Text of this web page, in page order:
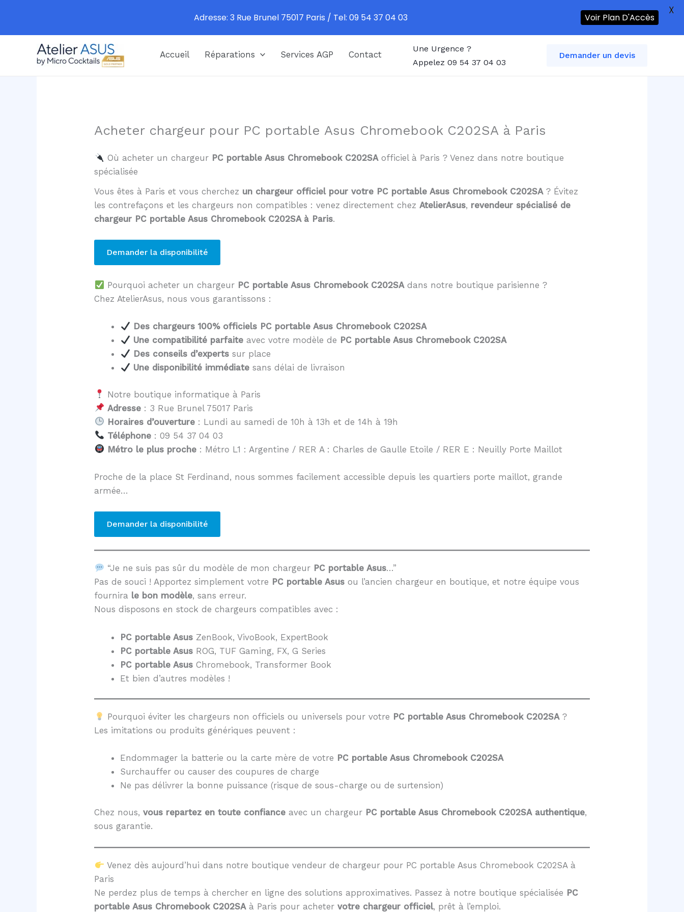
Accueil Réparations Services AGP Contact
Une Urgence ?
Appelez 09 54 37 04 03
Demander un devis
Acheter chargeur pour PC portable Asus Chromebook C202SA à Paris
Où acheter un chargeur PC portable Asus Chromebook C202SAofficiel à Paris ? Venez dans notre boutique
spécialisée
Vous êtes à Paris et vous cherchez un chargeur officiel pour votre PC portable Asus Chromebook C202SA? Évitez
les contrefaçons et les chargeurs non compatibles : venez directement chezAtelierAsus, revendeur spécialisé de
chargeur PC portable Asus Chromebook C202SA à Paris.
Demander la disponibilité
Pourquoi acheter un chargeur PC portable Asus Chromebook C202SAdans notre boutique parisienne ?
Chez AtelierAsus, nous vous garantissons :
Des chargeurs 100% officiels PC portable Asus Chromebook C202SA
Une compatibilité parfaiteavec votre modèle de PC portable Asus Chromebook C202SA
Des conseils d’expertssur place
Une disponibilité immédiatesans délai de livraison
Notre boutique informatique à Paris
Adresse: 3 Rue Brunel 75017 Paris
Horaires d’ouverture: Lundi au samedi de 10h à 13h et de 14h à 19h
Téléphone: 09 54 37 04 03
Métro le plus proche: Métro L1 : Argentine / RER A : Charles de Gaulle Etoile / RER E : Neuilly Porte Maillot
Proche de la place St Ferdinand, nous sommes facilement accessible depuis les quartiers porte maillot, grande
armée…
Demander la disponibilité
“Je ne suis pas sûr du modèle de mon chargeur PC portable Asus…”
Pas de souci ! Apportez simplement votre PC portable Asusou l’ancien chargeur en boutique, et notre équipe vous
fournira le bon modèle, sans erreur.
Nous disposons en stock de chargeurs compatibles avec :
PC portable Asus ZenBook, VivoBook, ExpertBook
PC portable Asus ROG, TUF Gaming, FX, G Series
PC portable AsusChromebook, Transformer Book
Et bien d’autres modèles !
Pourquoi éviter les chargeurs non officiels ou universels pour votre PC portable Asus Chromebook C202SA?
Les imitations ou produits génériques peuvent :
Endommager la batterie ou la carte mère de votre PC portable Asus Chromebook C202SA
Surchauffer ou causer des coupures de charge
Ne pas délivrer la bonne puissance (risque de sous-charge ou de surtension)
Chez nous,vous repartez en toute confiance avec un chargeur PC portable Asus Chromebook C202SA authentique,
sous garantie.
Venez dès aujourd’hui dans notre boutique vendeur de chargeur pour PC portable Asus Chromebook C202SA à
Paris
Ne perdez plus de temps à chercher en ligne des solutions approximatives. Passez à notre boutique spécialisée PC
portable Asus Chromebook C202SAà Paris pour achetervotre chargeur officiel, prêt à l’emploi.
Adresse: 3 Rue Brunel 75017 Paris / Tel: 09 54 37 04 03 Voir Plan D'Accès
X